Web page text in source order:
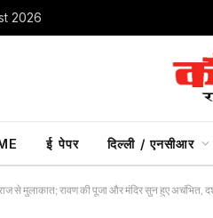
2026
ई पेपर दिल्ली / एनसीआर
से मुलाकात; रावण की पूजा और मंदिर सुन हुए अचंभित,